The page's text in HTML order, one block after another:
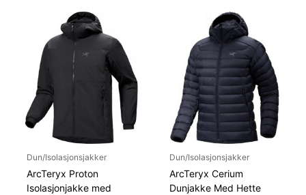
Dun/Isolasjonsjakker
ArcTeryx Proton
Isolasjonjakke med
Dun/Isolasjonsjakker
ArcTeryx Cerium
Dunjakke Med Hette